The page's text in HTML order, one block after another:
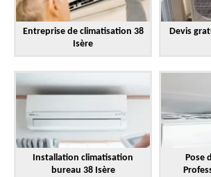
Entreprise de climatisation 38
Isère
Devis
Installation climatisation
bureau 38 Isère
Pose